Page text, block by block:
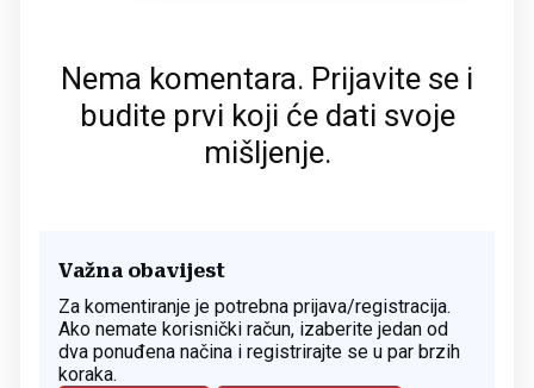
Nema komentara. Prijavite se i
budite prvi koji će dati svoje
mišljenje.
Važna obavijest
Za komentiranje je potrebna prijava/registracija.
Ako nemate korisnički račun, izaberite jedan od
dva ponuđena načina i registrirajte se u par brzih
koraka.